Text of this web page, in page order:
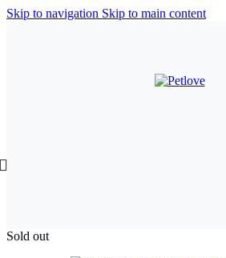
Skip to navigation Skip to main content
Sold out